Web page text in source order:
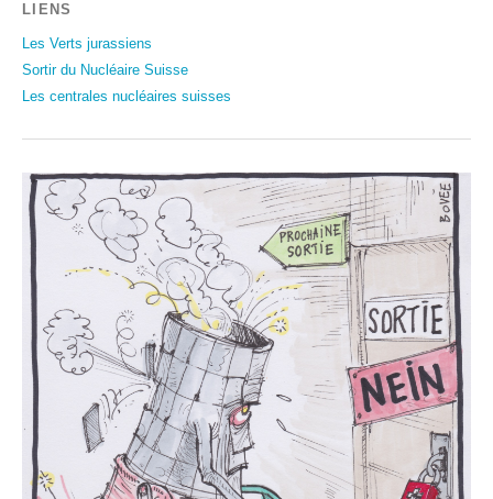
LIENS
Les Verts jurassiens
Sortir du Nucléaire Suisse
Les centrales nucléaires suisses